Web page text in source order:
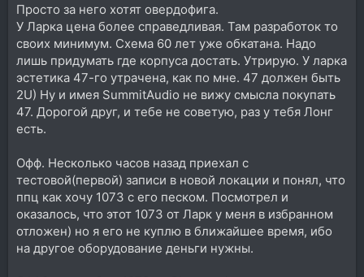
Просто за него хотят овердофига.
У Ларка цена более справедливая. Там разработок то
своих минимум. Схема 60 лет уже обкатана. Надо
лишь придумать где корпуса достать. Утрирую. У ларка
эстетика 47-го утрачена, как по мне. 47 должен быть
2U) Ну и имея SummitAudio не вижу смысла покупать
47. Дорогой друг, и тебе не советую, раз у тебя Лонг
есть.
Офф. Несколько часов назад приехал с
тестовой(первой) записи в новой локации и понял, что
ппц как хочу 1073 с его песком. Посмотрел и
оказалось, что этот 1073 от Ларк у меня в избранном
отложен) но я его не куплю в ближайшее время, ибо
на другое оборудование деньги нужны.